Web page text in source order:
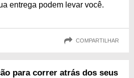
entrega podem levar você.
COMPARTILHAR
para correr atrás dos seus